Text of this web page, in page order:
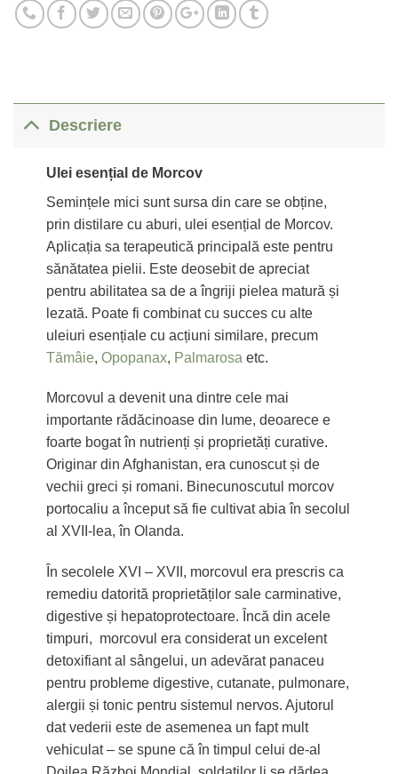
Descriere
Ulei esențial de Morcov
Semințele mici sunt sursa din care se obține,
prin distilare cu aburi, ulei esențial de Morcov.
Aplicația sa terapeutică principală este pentru
sănătatea pielii. Este deosebit de apreciat
pentru abilitatea sa de a îngriji pielea matură și
lezată. Poate fi combinat cu succes cu alte
uleiuri esențiale cu acțiuni similare, precum
Tămâie, Opopanax, Palmarosa etc.
Morcovul a devenit una dintre cele mai
importante rădăcinoase din lume, deoarece e
foarte bogat în nutrienți și proprietăți curative.
Originar din Afghanistan, era cunoscut și de
vechii greci și romani. Binecunoscutul morcov
portocaliu a început să fie cultivat abia în secolul
al XVII-lea, în Olanda.
În secolele XVI – XVII, morcovul era prescris ca
remediu datorită proprietăților sale carminative,
digestive și hepatoprotectoare. Încă din acele
timpuri, morcovul era considerat un excelent
detoxifiant al sângelui, un adevărat panaceu
pentru probleme digestive, cutanate, pulmonare,
alergii și tonic pentru sistemul nervos. Ajutorul
dat vederii este de asemenea un fapt mult
vehiculat – se spune că în timpul celui de-al